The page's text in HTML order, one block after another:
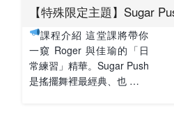
【特殊限定主題】Sugar
課程介紹 這堂課將帶你
一窺 Roger 與佳瑜的「日
常練習」精華。Sugar Push
是搖擺舞裡最經典、也 …